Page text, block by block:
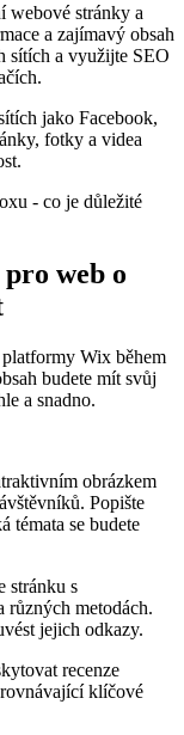
webové stránky a
a zajímavý obsah
sítích a využijte SEO
jako Facebook,
fotky a videa
web o
Wix během
budete mít svůj
a snadno.
obrázkem
Popište
témata se budete
stránku s
různých metodách.
jejich odkazy.
recenze
klíčové